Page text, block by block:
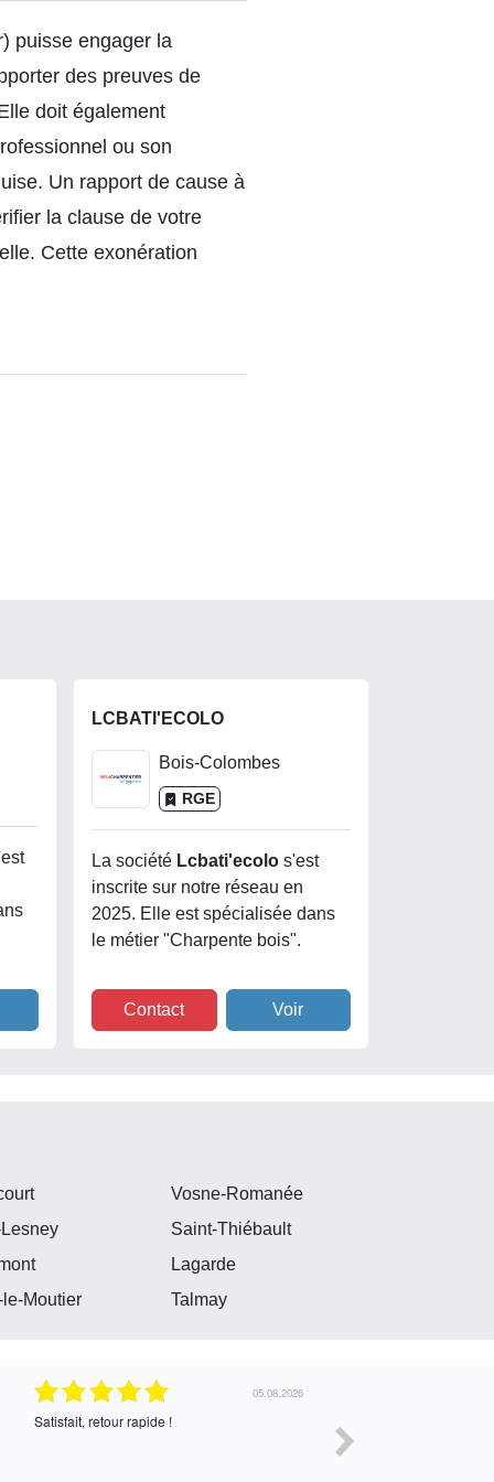
puisse engager la
des preuves de
doit également
ou son
Un rapport de cause à
la clause de votre
Cette exonération
LCBATI'ECOLO
Bois-Colombes
RGE
La société Lcbati'ecolo s'est
inscrite sur notre réseau en
2025. Elle est spécialisée dans
le métier "Charpente bois".
Contact Voir
Vosne-Romanée
Saint-Thiébault
Lagarde
Moutier
Talmay
30.07.2026
Satisfait de l’échange, assez cordial. En